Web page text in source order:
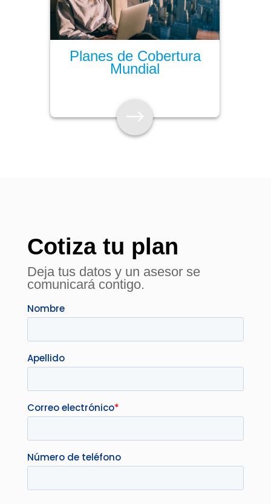
Planes de Cobertura
Mundial
$
Cotiza tu plan
Deja tus datos y un asesor se
comunicará contigo.